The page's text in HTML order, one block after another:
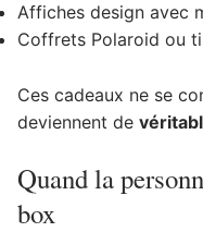
Affiches design avec
Coffrets Polaroid ou
Ces cadeaux ne se
deviennent de
Quand la
box